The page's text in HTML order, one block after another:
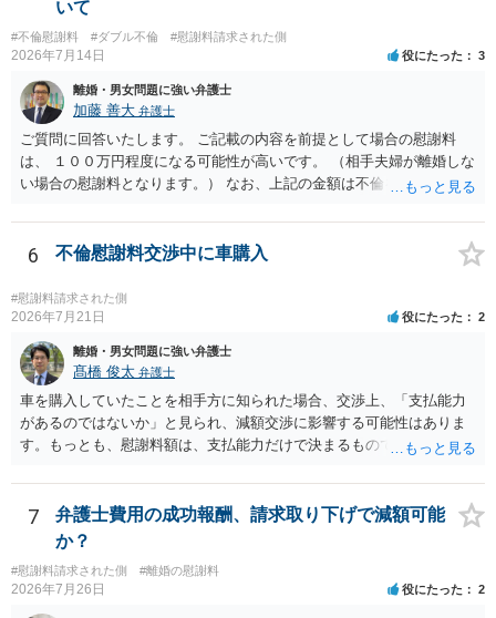
いて
#不倫慰謝料 #ダブル不倫 #慰謝料請求された側
2026年7月14日 役にたった 3
離婚・男女問題に強い弁護士
加藤 善大 弁護士
ご質問に回答いたします。 ご記載の内容を前提として場合の慰謝料
は、 １００万円程度になる可能性が高いです。 （相手夫婦が離婚しな
い場合の慰謝料となります。） なお、上記の金額は不倫をした２名が
半額程度の支払を求める、 求償ができることになります。 その求償権
を放棄する場合の慰謝料相場は、６０万円から８０万円程度になるこ
とが多いです。 （相手夫婦が離婚しませんので、減額してでも求償権
を放棄してもらうメリットがあることになります。） ５年後に離婚す
る可能性について、慰謝料額に影響が出る可能性はないと考えます。
最後に、ご依頼になる場合の弁護士費用は、ご依頼になる弁護士によ
り異なりますので、直接ご確認いただくといいですよ。 ご質問に対す
る回答は以上ですが、可能であれば、ご依頼になるかは別にして、お
近くの弁護士に直接相談されて、今後の対応についてアドバイスを求
めることをおすすめいたします。 ご参考にしていただけますと幸いで
す。
6 不倫慰謝料交渉中に車購入
#慰謝料請求された側
2026年7月21日 役にたった 2
離婚・男女問題に強い弁護士
髙橋 俊太 弁護士
車を購入していたことを相手方に知られた場合、交渉上、「支払能力
があるのではないか」と見られ、減額交渉に影響する可能性はありま
す。もっとも、慰謝料額は、支払能力だけで決まるものではなく、不
響、離婚・別居の有無、証拠関係等によって判断されます。 ご記載の
ように、LINEのやり取りと数回の食事のみで性交渉がないのであれ
ば、原則として不貞慰謝料支払義務は否定されます。他方で、性交渉
がない場合でも、親密なやり取りの内容や関係の態様によっては、婚
姻共同生活の平穏を害したとして、例外的に慰謝料支払義務が肯定さ
れることもあります。 すでに弁護士に依頼されているのであれば、車
7
弁護士費用の成功報酬、請求取り下げで減額可能
か？
#慰謝料請求された側 #離婚の慰謝料
2026年7月26日 役にたった 2